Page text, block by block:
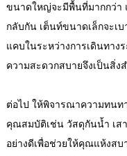
ขนาดใหญ่จะมีพื้นที่มากกว่า
กลับกัน เต็นท์ขนาดเล็กจะเ
แคบในระหว่างการเดินทาง
ความสะดวกสบายจึงเป็นสิ่ง
ต่อไป ให้พิจารณาความทนท
คุณสมบัติเช่น วัสดุกันน้ำ เส
อย่างดีเพื่อช่วยให้คุณแห้งส